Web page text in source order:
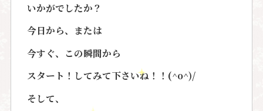
いかがでしたか？
今日から、または
今すぐ、この瞬間から
スタート！してみて下さいね！！(^o^)/
そして、